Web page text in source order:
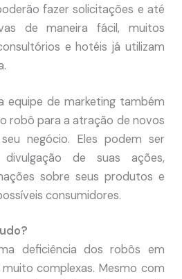
fazer solicitações e até
de maneira fácil, muitos
e hotéis já utilizam
equipe de marketing também
robô para a atração de novos
negócio. Eles podem ser
de suas ações,
sobre seus produtos e
consumidores.
deficiência dos robôs em
complexas. Mesmo com